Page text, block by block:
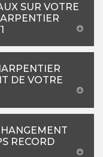
SUR VOTRE
DE VOTRE
RECORD